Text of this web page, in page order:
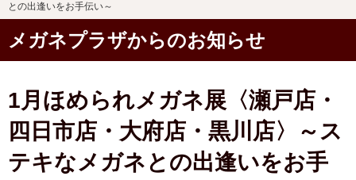
との出逢いをお手伝い～
メガネプラザからのお知らせ
1月ほめられメガネ展〈瀬戸店・
四日市店・大府店・黒川店〉～ス
テキなメガネとの出逢いをお手